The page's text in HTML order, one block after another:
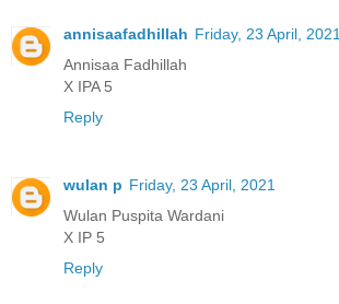
annisaafadhillah Friday, 23 April, 2021
Annisaa Fadhillah
X IPA 5
Reply
wulan p Friday, 23 April, 2021
Wulan Puspita Wardani
X IP 5
Reply